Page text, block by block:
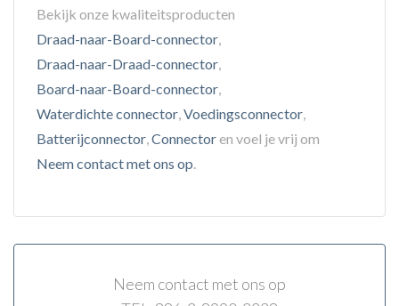
Bekijk onze kwaliteitsproducten
Draad-naar-Board-connector
Draad-naar-Draad-connector
Board-naar-Board-connector
Waterdichte connector Voedingsconnector
Batterijconnector Connectoren voel je vrij om
Neem contact met ons op
Neem contact met ons op